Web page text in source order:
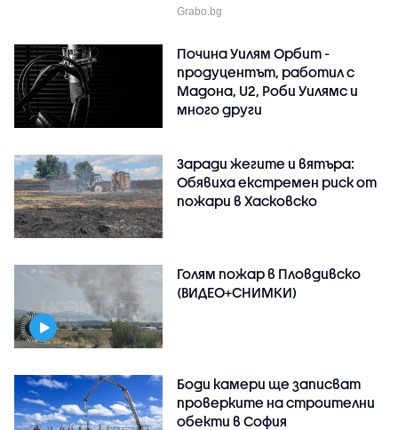
Grabo.bg
Почина Уилям Орбит -
продуцентът, работил с
Мадона, U2, Роби Уилямс и
много други
Заради жегите и вятъра:
Обявиха екстремен риск от
пожари в Хасковско
Голям пожар в Пловдивско
(ВИДЕО+СНИМКИ)
Боди камери ще записват
проверките на строителни
обекти в София